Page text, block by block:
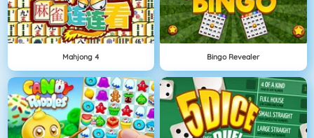
Mahjong 4 Bingo Revealer